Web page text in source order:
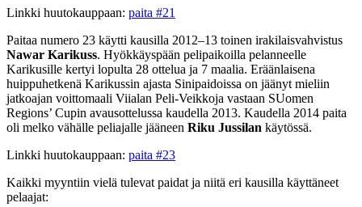
Linkki huutokauppaan: paita #21
Paitaa numero 23 käytti kausilla 2012–13 toinen irakilaisvahvistus
Nawar Karikuss. Hyökkäyspään pelipaikoilla pelanneelle
Karikusille kertyi lopulta 28 ottelua ja 7 maalia. Eräänlaisena
huippuhetkenä Karikussin ajasta Sinipaidoissa on jäänyt mieliin
jatkoajan voittomaali Viialan Peli-Veikkoja vastaan SUomen
Regions’ Cupin avausottelussa kaudella 2013. Kaudella 2014 paita
oli melko vähälle peliajalle jääneen Riku Jussilan käytössä.
Linkki huutokauppaan: paita #23
Kaikki myyntiin vielä tulevat paidat ja niitä eri kausilla käyttäneet
pelaajat: